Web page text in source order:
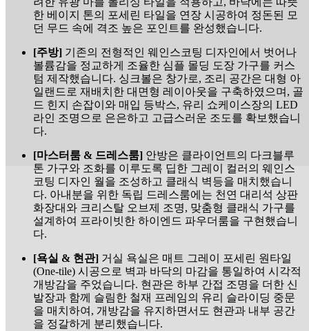
한 베이지 톤의 포세린 타일을 연장 시공하여 정돈된 모
던 무드 속에 격조 높은 포인트를 완성했습니다.
[주방] 기존의 전형적인 웨인스코팅 디자인에서 벗어나
볼륨감을 정교하게 조율한 심플 몰딩 도장 가구를 커스
텀 제작했습니다. 싱크볼은 창가로, 조리 공간은 대형 아
일랜드로 재배치한 대면형 레이아웃을 구축하였으며, 골
드 힌지 손잡이와 매입 등박스, 유리 쇼케이스장의 LED
라인 조명으로 은은하고 고급스러운 조도를 확보했습니
다.
[마스터룸 & 드레스룸] 안방은 클라이언트의 다크블루
톤 가구와 조화를 이루도록 딥한 그레이 컬러의 웨인스
코팅 디자인 월을 조성하고 클래식 벽등을 매치했습니
다. 아내분을 위한 독립 드레스룸에는 천연 대리석 상판
화장대와 크리스탈 오브제 조명, 맞춤형 클래식 가구를
설계하여 프라이빗한 하이엔드 파우더룸을 구현했습니
다.
[욕실 & 현관] 거실 욕실은 매트 그레이 포세린 원타일
(One-tile) 시공으로 벽과 바닥의 마감을 통일하여 시각적
개방감을 주었습니다. 현관은 하부 간접 조명을 더한 신
발장과 함께 슬림한 철재 프레임의 유리 슬라이딩 중문
을 매치하여, 개방감을 유지하면서도 현관과 내부 공간
을 정갈하게 분리했습니다.